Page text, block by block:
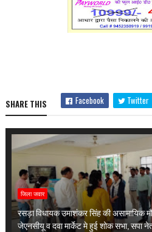
SHARE THIS Facebook Twitter
जिला जवार
रसड़ा विधायक उमाशंकर सिंह की
जेएनसीयू व दवा मार्केट मे हुई शोक सभा, सपा